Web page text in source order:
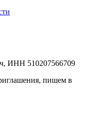
, ИНН 510207566709
пишем в